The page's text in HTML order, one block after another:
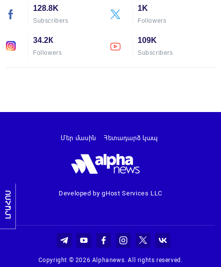
128.8K
Subscribers
1K
Followers
34.2К
Followers
109K
Subscribers
ԼՐԱՀՈՍ Developed by gHost Services LLC
Մեր մասին Հետադարձ կապ
Copyright © 2026 Alphanews. All rights reserved.